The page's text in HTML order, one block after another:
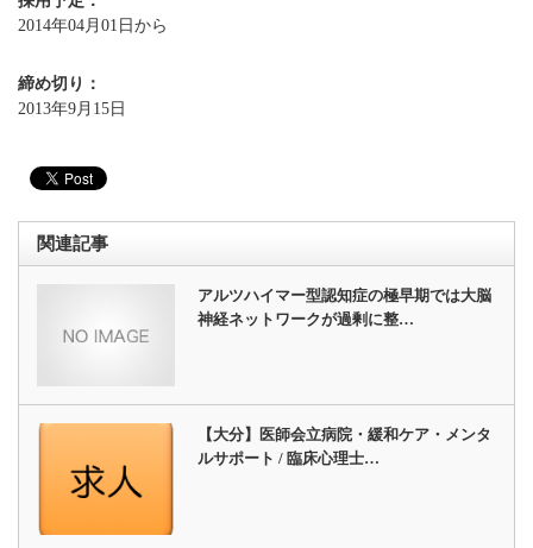
2014年04月01日から
締め切り：
2013年9月15日
関連記事
アルツハイマー型認知症の極早期では大脳
神経ネットワークが過剰に整…
【大分】医師会立病院・緩和ケア・メンタ
ルサポート / 臨床心理士…